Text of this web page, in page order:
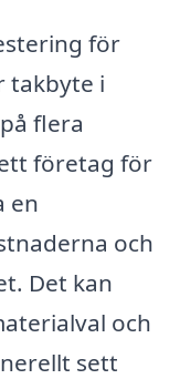
för
takbyte i
flera
företag för
en
och
Det kan
och
sett